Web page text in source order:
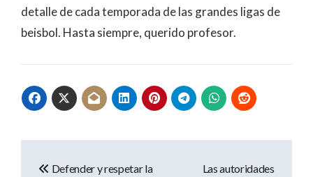
detalle de cada temporada de las grandes ligas de
beisbol. Hasta siempre, querido profesor.
Defender y respetar la
Las autoridades